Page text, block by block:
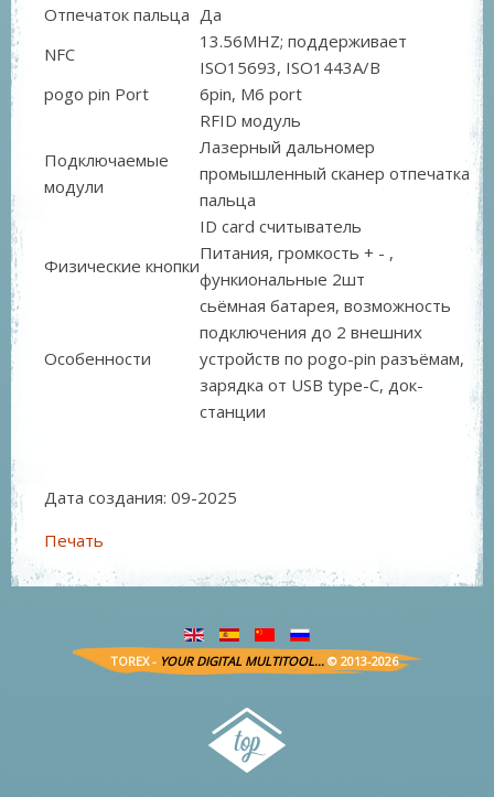
Отпечаток пальца Да
NFC
13.56MHZ; поддерживает
ISO15693, ISO1443A/B
pogo pin Port
6pin, M6 port
Подключаемые
модули
RFID модуль
Лазерный дальномер
промышленный сканер отпечатка
пальца
ID card считыватель
Физические кнопки
Питания, громкость + - ,
функиональные 2шт
Особенности
сьёмная батарея, возможность
подключения до 2 внешних
устройств по pogo-pin разъёмам,
зарядка от USB type-C, док-
станции
Дата создания: 09-2025
Печать
TOREX - YOUR DIGITAL MULTITOOL...© 2013-2026